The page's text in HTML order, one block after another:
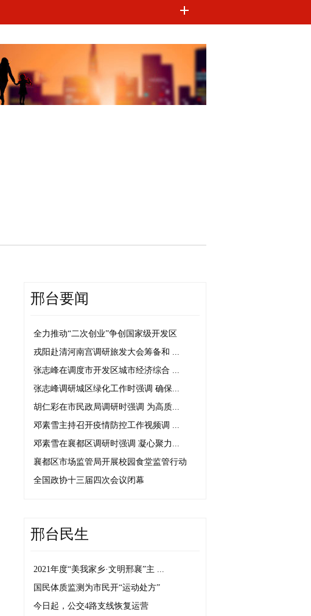
邢台要闻
全力推动“二次创业”争创国家级开发区
戎阳赴清河南宫调研旅发大会筹备和 ...
张志峰在调度市开发区城市经济综合 ...
张志峰调研城区绿化工作时强调 确保...
胡仁彩在市民政局调研时强调 为高质...
邓素雪主持召开疫情防控工作视频调 ...
邓素雪在襄都区调研时强调 凝心聚力...
襄都区市场监管局开展校园食堂监管行动
全国政协十三届四次会议闭幕
邢台民生
2021年度“美我家乡·文明邢襄”主 ...
国民体质监测为市民开“运动处方”
今日起，公交4路支线恢复运营